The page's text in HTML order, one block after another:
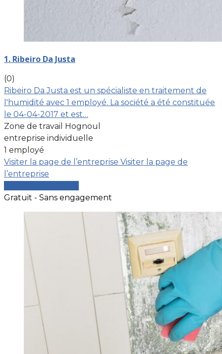
1. Ribeiro Da Justa
(0)
Ribeiro Da Justa est un spécialiste en traitement de
l'humidité avec 1 employé. La société a été constituée
le 04-04-2017 et est…
Zone de travail Hognoul
entreprise individuelle
1 employé
Visiter la page de l’entreprise Visiter la page de
l’entreprise
Gratuit - Sans engagement